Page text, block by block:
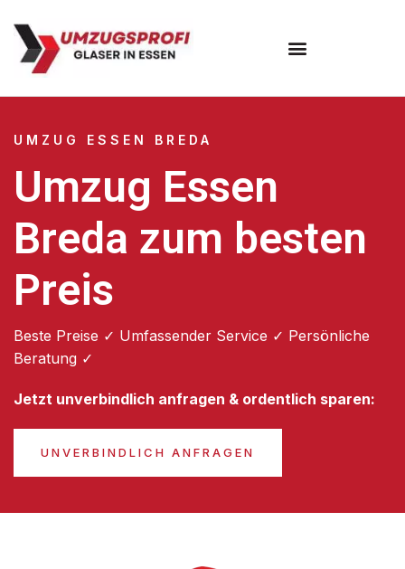
UMZUG ESSEN BREDA
Umzug Essen
Breda zum besten
Preis
Beste Preise ✓ Umfassender Service ✓ Persönliche
Beratung ✓
Jetzt unverbindlich anfragen & ordentlich sparen:
UNVERBINDLICH ANFRAGEN